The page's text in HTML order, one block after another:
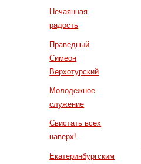
Нечаянная
радость
Праведный
Симеон
Верхотурский
Молодежное
служение
Свистать всех
наверх!
Екатеринбургским